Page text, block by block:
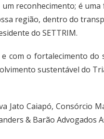
reconhecimento; é
região, dentro do
do SETTRIM.
com o fortalecimento
sustentável do
Jato Caiapó, Consórcio
& Barão